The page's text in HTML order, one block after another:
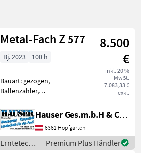
Metal-Fach Z 577
8.500
€
inkl. 20 %
MwSt.
7.083,33 €
exkl.
Bj. 2023 100 h
Bauart: gezogen,
Ballenzähler,
Metal Fach Seitenlader Top
zusatnd wenig benützt
umgestiegen auf Kombi
Presse bis 1000kg Ballen!
Bowdenzug Bed
Hauser Ges.m.b.H & Co.KG
6361 Hopfgarten
Erntetechnik
Premium Plus Händler